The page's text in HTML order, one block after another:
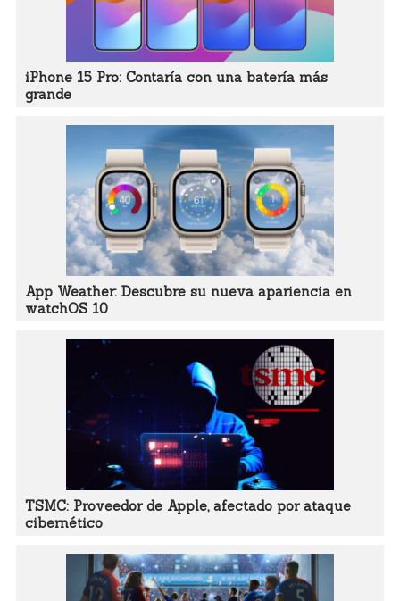
iPhone 15 Pro: Contaría con una batería más
grande
App Weather: Descubre su nueva apariencia en
watchOS 10
TSMC: Proveedor de Apple, afectado por ataque
cibernético